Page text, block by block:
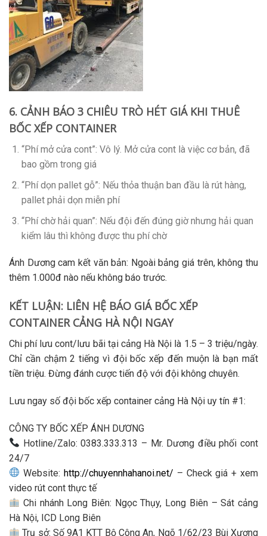
6. CẢNH BÁO 3 CHIÊU TRÒ HÉT GIÁ KHI THUÊ
BỐC XẾP CONTAINER
“Phí mở cửa cont”: Vô lý. Mở cửa cont là việc cơ bản, đã
bao gồm trong giá
“Phí dọn pallet gỗ”: Nếu thỏa thuận ban đầu là rút hàng,
pallet phải dọn miễn phí
“Phí chờ hải quan”: Nếu đội đến đúng giờ nhưng hải quan
kiểm lâu thì không được thu phí chờ
Ánh Dương cam kết văn bản: Ngoài bảng giá trên, không thu
thêm 1.000đ nào nếu không báo trước.
KẾT LUẬN: LIÊN HỆ BÁO GIÁ BỐC XẾP
CONTAINER CẢNG HÀ NỘI NGAY
Chi phí lưu cont/lưu bãi tại cảng Hà Nội là 1.5 – 3 triệu/ngày.
Chỉ cần chậm 2 tiếng vì đội bốc xếp đến muộn là bạn mất
tiền triệu. Đừng đánh cược tiến độ với đội không chuyên.
Lưu ngay số đội bốc xếp container cảng Hà Nội uy tín #1:
CÔNG TY BỐC XẾP ÁNH DƯƠNG
Hotline/Zalo: 0383.333.313 – Mr. Dương điều phối cont
24/7
Website: http://chuyennhahanoi.net/ – Check giá + xem
video rút cont thực tế
Chi nhánh Long Biên: Ngọc Thụy, Long Biên – Sát cảng
Hà Nội, ICD Long Biên
Trụ sở: Số 9A1 KTT Bộ Công An, Ngõ 1/62/23 Bùi Xương